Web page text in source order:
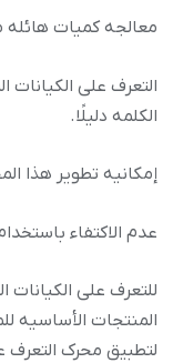
معالجه کمیات
التعرف على الکیانات
الکلمه دلیلًا.
إمکانیه تطویر هذا
عدم الاکتفاء
للتعرف على الکیانات
المنتجات الأساسیه
لتطبیق محرک التعرف